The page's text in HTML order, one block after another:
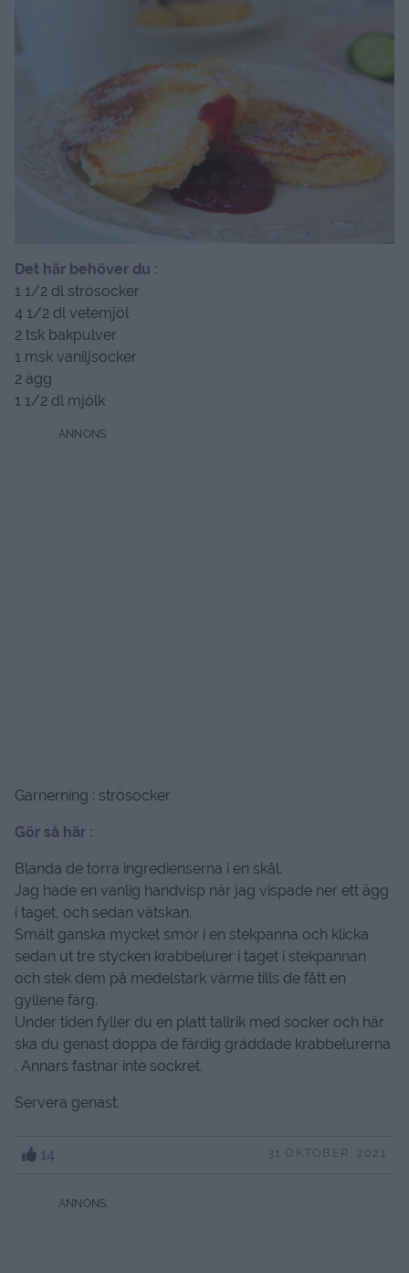
Det här behöver du :
1 1/2 dl strösocker
4 1/2 dl vetemjöl
2 tsk bakpulver
1 msk vaniljsocker
2 ägg
1 1/2 dl mjölk
Garnerning : strösocker
Gör så här :
Blanda de torra ingredienserna i en skål.
Jag hade en vanlig handvisp när jag vispade ner ett ägg
i taget, och sedan vätskan.
Smält ganska mycket smör i en stekpanna och klicka
sedan ut tre stycken krabbelurer i taget i stekpannan
och stek dem på medelstark värme tills de fått en
gyllene färg.
Under tiden fyller du en platt tallrik med socker och här
ska du genast doppa de färdig gräddade krabbelurerna
. Annars fastnar inte sockret.
Servera genast.
14 31 OKTOBER, 2021